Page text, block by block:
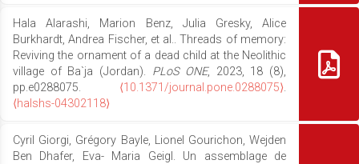
Hala Alarashi, Marion Benz, Julia Gresky, Alice
Burkhardt, Andrea Fischer, et al.. Threads of memory:
Reviving the ornament of a dead child at the Neolithic
village of Ba`ja (Jordan). PLoS ONE, 2023, 18 (8),
pp.e0288075. ⟨10.1371/journal.pone.0288075⟩.
⟨halshs-04302118⟩
Cyril Giorgi, Grégory Bayle, Lionel Gourichon, Wejden
Ben Dhafer, Eva- Maria Geigl. Un assemblage de